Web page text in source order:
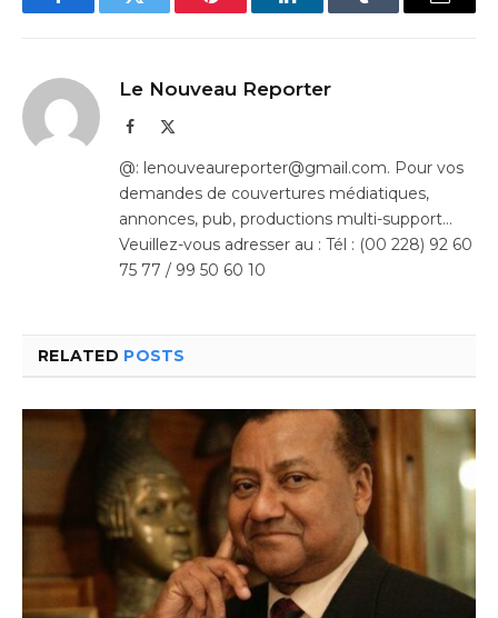
FacebookTwitter Pinterest LinkedInTumblr Email
Le Nouveau Reporter
Facebook
@: lenouveaureporter@gmail.com. Pour vos
demandes de couvertures médiatiques,
annonces, pub, productions multi-support…
Veuillez-vous adresser au : Tél : (00 228) 92 60
75 77 / 99 50 60 10
RELATED POSTS